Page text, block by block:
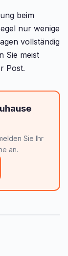
beim
nur wenige
vollständig
Sie meist
Post.
Sie Ihr
an.